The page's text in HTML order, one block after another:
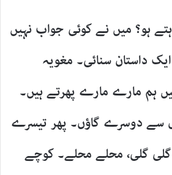
ہو؟ میں نے کوئی جواب نہیں
داستان سنائی۔ مغویہ
ہم مارے مارے پھرتے ہیں۔
سے دوسرے گاؤں۔ پھر تیسرے
گلی گلی، محلے محلے۔ کوچے